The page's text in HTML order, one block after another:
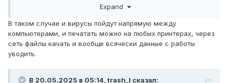
Expand
В таком случае и вирусы пойдут напрямую между
компьютерами, и печатать можно на любых принтерах, через
сеть файлы качать и вообще всячески данные с работы
уводить.
В 20.05.2025 в 05:14, trash_l сказал: